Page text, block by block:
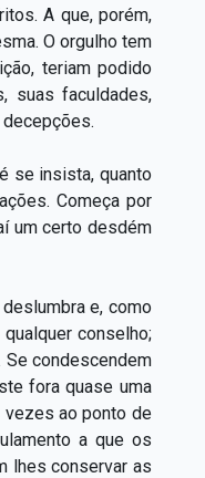
A que, porém,
O orgulho tem
teriam podido
suas faculdades,
se insista, quanto
Começa por
um certo desdém
e, como
conselho;
condescendem
fora quase uma
vezes ao ponto de
a que os
lhes conservar as